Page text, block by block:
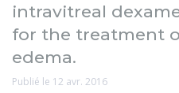
intravitreal
for the treatment
edema.
Publié le 12 avr. 2016